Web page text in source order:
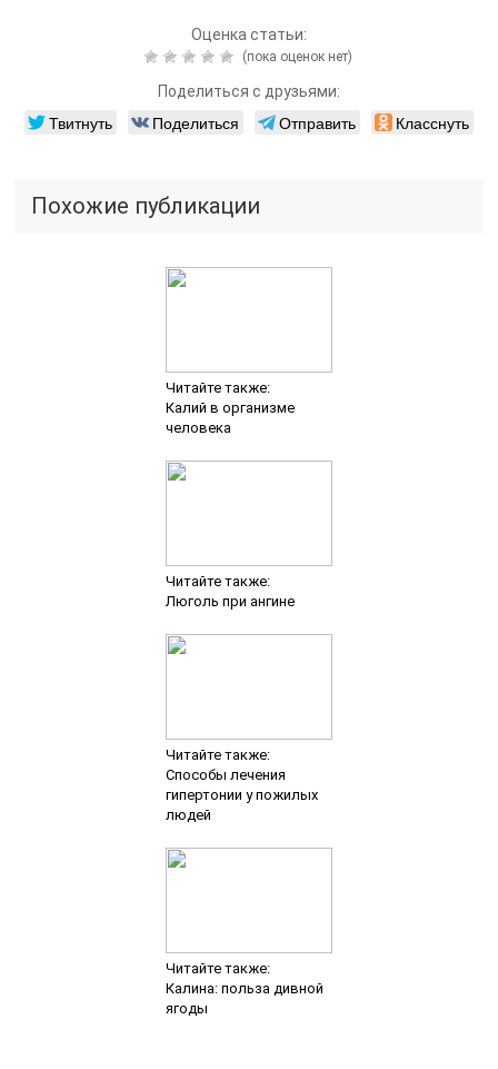
Оценка статьи:
(пока оценок нет)
Поделиться с друзьями:
Твитнуть Поделиться Отправить Класснуть
Похожие публикации
Читайте также:
Калий в организме
человека
Читайте также:
Люголь при ангине
Читайте также:
Способы лечения
гипертонии у пожилых
людей
Читайте также:
Калина: польза дивной
ягоды